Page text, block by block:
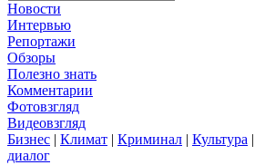
Новости
Интервью
Репортажи
Обзоры
Полезно знать
Комментарии
Фотовзгляд
Видеовзгляд
Бизнес | Климат | Криминал | Культура |
диалог